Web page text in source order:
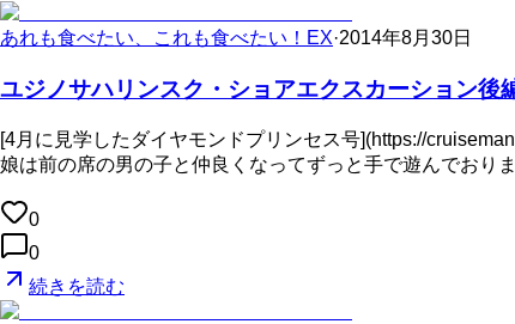
あれも食べたい、これも食べたい！EX·2014年8月30日
ユジノサハリンスク・ショアエクスカーション後
[4月に見学したダイヤモンドプリンセス号](https://
娘は前の席の男の子と仲良くなってずっと手で遊んでおり
0
0
続きを読む